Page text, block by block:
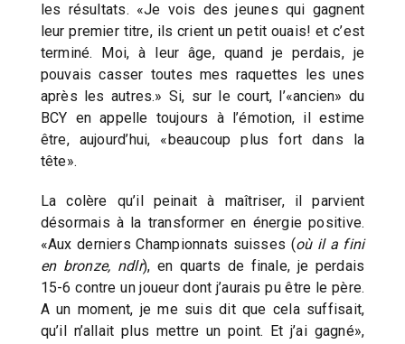
les résultats. «Je vois des jeunes qui gagnent
leur premier titre, ils crient un petit ouais! et c’est
terminé. Moi, à leur âge, quand je perdais, je
pouvais casser toutes mes raquettes les unes
après les autres.» Si, sur le court, l’«ancien» du
BCY en appelle toujours à l’émotion, il estime
être, aujourd’hui, «beaucoup plus fort dans la
tête».
La colère qu’il peinait à maîtriser, il parvient
désormais à la transformer en énergie positive.
«Aux derniers Championnats suisses (où il a fini
en bronze, ndlr), en quarts de finale, je perdais
15-6 contre un joueur dont j’aurais pu être le père.
A un moment, je me suis dit que cela suffisait,
qu’il n’allait plus mettre un point. Et j’ai gagné»,